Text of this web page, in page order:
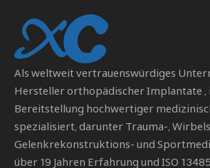
Als weltweit vertrauenswürdiges
Hersteller orthopädischer Implantate ,
Bereitstellung hochwertiger
spezialisiert, darunter Trauma-,
Gelenkrekonstruktions- und
über 19 Jahren Erfahrung und ISO